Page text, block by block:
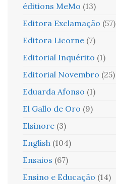
éditions MeMo (13)
Editora Exclamação (57)
Editora Licorne (7)
Editorial Inquérito (1)
Editorial Novembro (25)
Eduarda Afonso (1)
El Gallo de Oro (9)
Elsinore (3)
English (104)
Ensaios (67)
Ensino e Educação (14)